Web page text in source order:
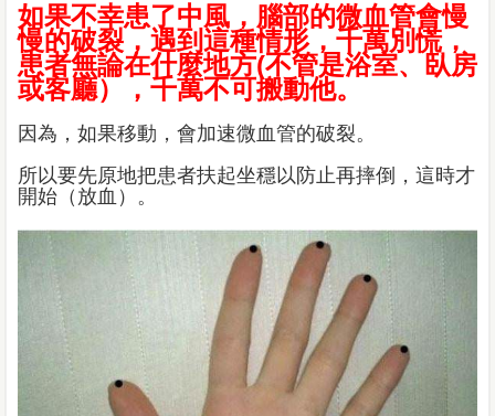
如果不幸患了中風，腦部的微血管會慢
慢的破裂，遇到這種情形，千萬別慌，
患者無論在什麼地方(不管是浴室、臥房
或客廳），千萬不可搬動他。
因為，如果移動，會加速微血管的破裂。
所以要先原地把患者扶起坐穩以防止再摔倒，這時才
開始（放血）。